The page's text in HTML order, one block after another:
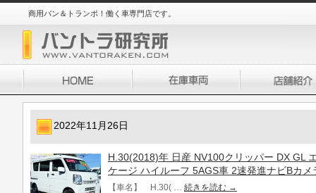
商用バン＆トランポ！働く車専門店です。
2022年11月26日
H.30(2018)年 日産 NV100クリッパー DX GL
ケージ ハイルーフ 5AGS車 2速発進ナビBカ
【車名】 H.30( … 続きを読む →